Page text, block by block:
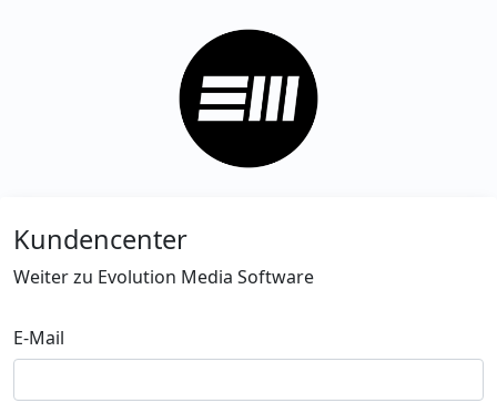
Kundencenter
Weiter zu Evolution Media Software
E-Mail